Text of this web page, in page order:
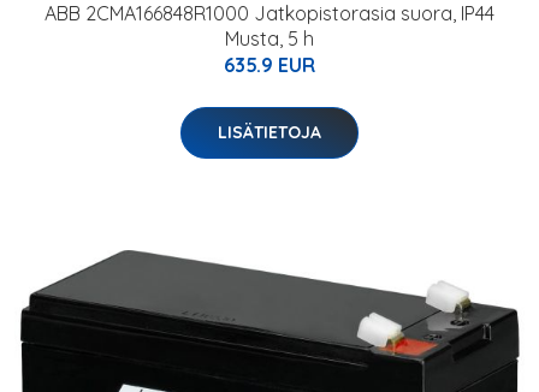
ABB 2CMA166848R1000 Jatkopistorasia suora, IP44
Musta, 5 h
635.9 EUR
LISÄTIETOJA